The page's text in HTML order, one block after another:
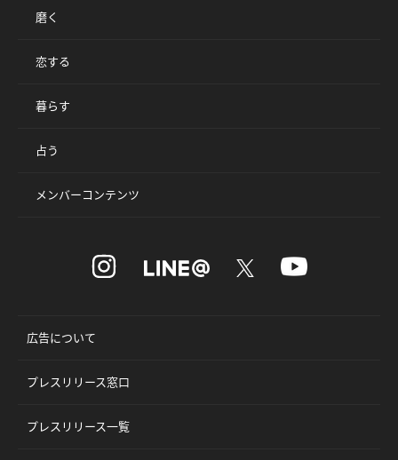
磨く
恋する
暮らす
占う
メンバーコンテンツ
広告について
プレスリリース窓口
プレスリリース一覧